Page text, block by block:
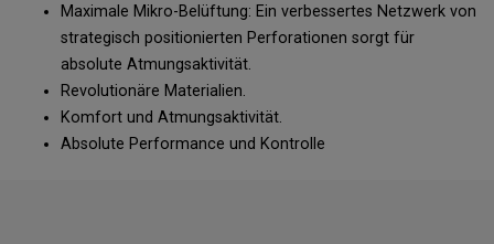
Maximale Mikro-Belüftung: Ein verbessertes Netzwerk von
strategisch positionierten Perforationen sorgt für
absolute Atmungsaktivität.
Revolutionäre Materialien.
Komfort und Atmungsaktivität.
Absolute Performance und Kontrolle